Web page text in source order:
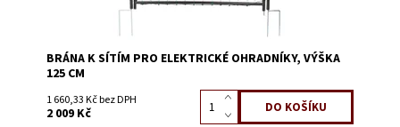
BRÁNA K SÍTÍM PRO ELEKTRICKÉ OHRADNÍKY, VÝŠKA
125 CM
1 660,33 Kč bez DPH
2 009 Kč